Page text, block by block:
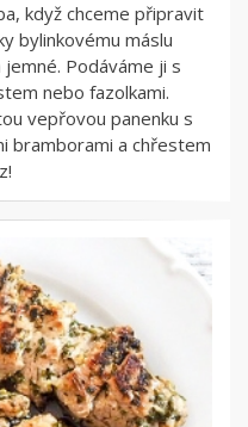
když chceme připravit
bylinkovému máslu
Podáváme ji s
nebo fazolkami.
vepřovou panenku s
bramborami a chřestem